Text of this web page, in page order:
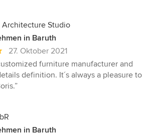
Architecture Studio
in Baruth
27. Oktober 2021
furniture manufacturer and
definition. It´s always a pleasure to
in Baruth